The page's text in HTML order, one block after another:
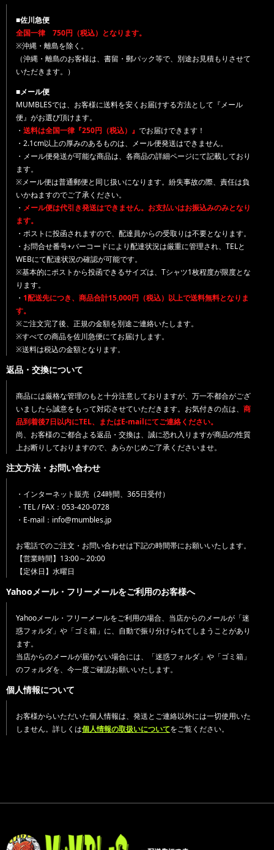
■佐川急便
全国一律 750円（税込）となります。
※沖縄・離島を除く。
（沖縄・離島のお客様は、書留・郵パック等で、別途お見積もりさせて
いただきます。）
■メール便
MUMBLESでは、お客様に送料を安くお届けする方法として『メール
便』がお選び頂けます。
・ 送料は全国一律『250円（税込）』 でお届けできます！
・2.1cm以上の厚みのあるものは、メール便発送はできません。
・メール便発送が可能な商品は、各商品の詳細ページにて記載しており
ます。
※メール便は普通郵便と同じ扱いになります。紛失事故の際、責任は負
いかねますのでご了承ください。
・ メール便は代引き発送はできません。お支払いはお振込みのみとなり
ます。
・ポストに投函されますので、配達員からの受取りは不要となります。
・お問合せ番号+バーコードにより配達状況は厳重に管理され、TELと
WEBにて配達状況の確認が可能です。
※基本的にポストから投函できるサイズは、Tシャツ1枚程度が限度とな
ります。
・ 1配送先につき、商品合計15,000円（税込）以上で送料無料となりま
す。
※ご注文完了後、正規の金額を別途ご連絡いたします。
※すべての商品を佐川急便にてお届けします。
※送料は税込の金額となります。
返品・交換について
商品には厳格な管理のもと十分注意しておりますが、万一不都合がござ
いましたら誠意をもって対応させていただきます。お気付きの点は、 商
品到着後7日以内にTEL、またはE-mailにてご連絡ください。
尚、お客様のご都合よる返品・交換は、誠に恐れ入りますが商品の性質
上お断りしておりますので、あらかじめご了承くださいませ。
注文方法・お問い合わせ
・インターネット販売（24時間、365日受付）
・TEL / FAX：053-420-0728
・E-mail：info@mumbles.jp
お電話でのご注文・お問い合わせは下記の時間帯にお願いいたします。
【営業時間】13:00～20:00
【定休日】水曜日
Yahooメール・フリーメールをご利用のお客様へ
Yahooメール・フリーメールをご利用の場合、当店からのメールが「迷
惑フォルダ」や「ゴミ箱」に、自動で振り分けられてしまうことがあり
ます。
当店からのメールが届かない場合には、「迷惑フォルダ」や「ゴミ箱」
のフォルダを、今一度ご確認お願いいたします。
個人情報について
お客様からいただいた個人情報は、発送とご連絡以外には一切使用いた
しません。詳しくは個人情報の取扱いについてをご覧ください。